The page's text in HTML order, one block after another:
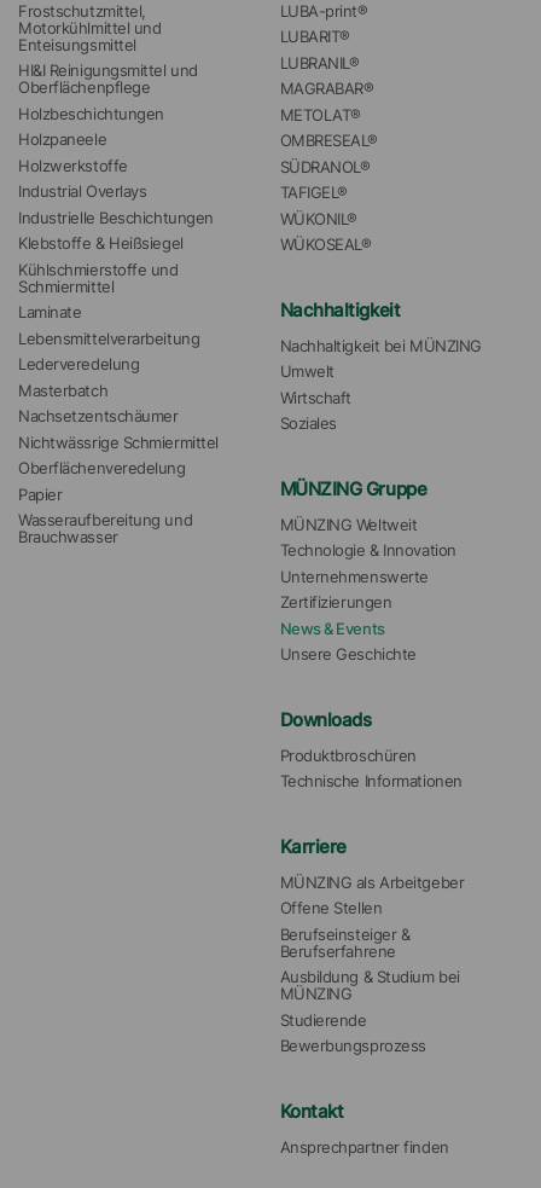
Frostschutzmittel,
Motorkühlmittel und
Enteisungsmittel
HI&I Reinigungsmittel und
Oberflächenpflege
Holzbeschichtungen
Holzpaneele
Holzwerkstoffe
Industrial Overlays
Industrielle Beschichtungen
Klebstoffe & Heißsiegel
Kühlschmierstoffe und
Schmiermittel
Laminate
Lebensmittelverarbeitung
Lederveredelung
Masterbatch
Nachsetzentschäumer
Nichtwässrige Schmiermittel
Oberflächenveredelung
Papier
Wasseraufbereitung und
Brauchwasser
LUBA-print®
LUBARIT®
LUBRANIL®
MAGRABAR®
METOLAT®
OMBRESEAL®
SÜDRANOL®
TAFIGEL®
WÜKONIL®
WÜKOSEAL®
Nachhaltigkeit
Nachhaltigkeit bei MÜNZING
Umwelt
Wirtschaft
Soziales
MÜNZING Gruppe
MÜNZING Weltweit
Technologie & Innovation
Unternehmenswerte
Zertifizierungen
News & Events
Unsere Geschichte
Downloads
Produktbroschüren
Technische Informationen
Karriere
MÜNZING als Arbeitgeber
Offene Stellen
Berufseinsteiger &
Berufserfahrene
Ausbildung & Studium bei
MÜNZING
Studierende
Bewerbungsprozess
Kontakt
Ansprechpartner finden